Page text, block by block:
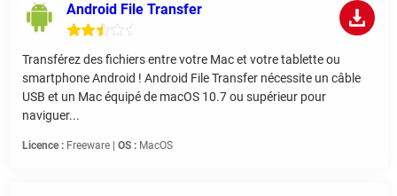
Android File Transfer
Transférez des fichiers entre votre Mac et votre tablette ou
smartphone Android ! Android File Transfer nécessite un câble
USB et un Mac équipé de macOS 10.7 ou supérieur pour
naviguer...
Licence : Freeware | OS : MacOS